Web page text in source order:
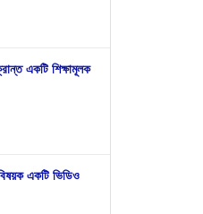
একটি শিক্ষামূলক
একটি ভিডিও